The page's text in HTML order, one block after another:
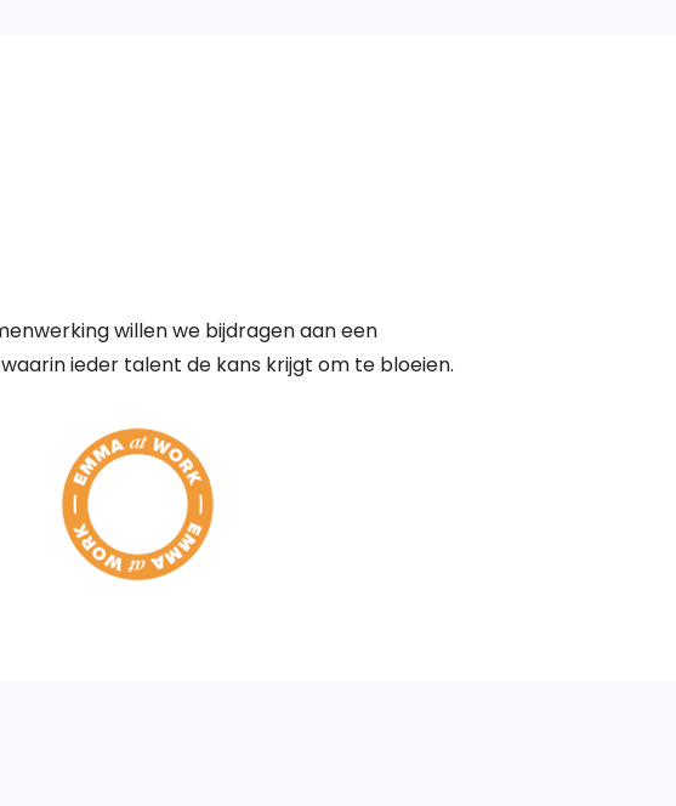
willen we bijdragen aan een
ieder talent de kans krijgt om te bloeien.